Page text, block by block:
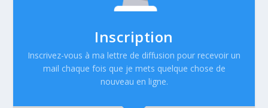
Inscription
Inscrivez-vous à ma lettre de diffusion pour recevoir un
mail chaque fois que je mets quelque chose de
nouveau en ligne.